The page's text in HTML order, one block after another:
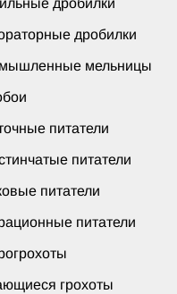
дробилки
дробилки
мельницы
питатели
питатели
питатели
питатели
грохоты